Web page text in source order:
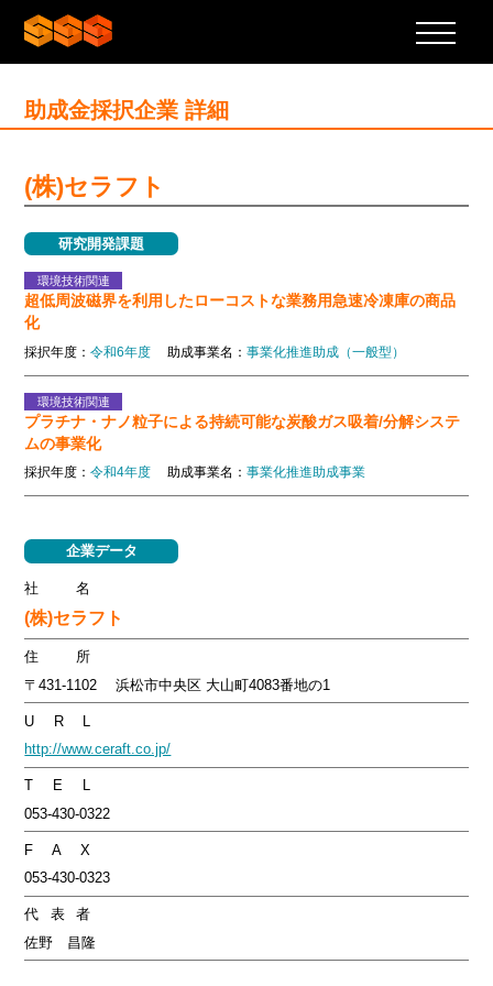
助成金採択企業 詳細
(株)セラフト
研究開発課題
環境技術関連
超低周波磁界を利用したローコストな業務用急速冷凍庫の商品
化
採択年度：令和6年度 助成事業名：事業化推進助成（一般型）
環境技術関連
プラチナ・ナノ粒子による持続可能な炭酸ガス吸着/分解システ
ムの事業化
採択年度：令和4年度 助成事業名：事業化推進助成事業
企業データ
社名
(株)セラフト
住所
〒431-1102 浜松市中央区 大山町4083番地の1
U R L
http://www.ceraft.co.jp/
T E L
053-430-0322
F A X
053-430-0323
代表者
佐野 昌隆